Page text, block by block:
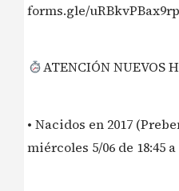
forms.gle/
ATENCIÓN NUEVOS
• Nacidos en 2017
miércoles 5/06 de 18:45 a